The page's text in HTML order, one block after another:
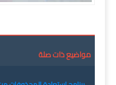
مواضيع ذات صلة